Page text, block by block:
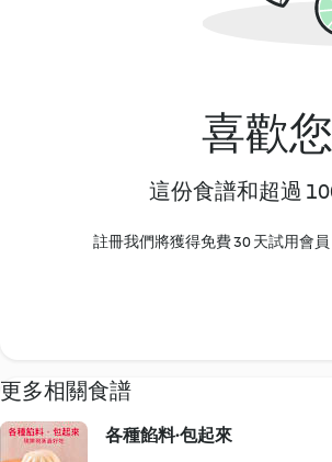
喜歡
這份食譜和超過
註冊我們將獲得免費 30 天試用會
更多相關食譜
各種餡料‧包起來